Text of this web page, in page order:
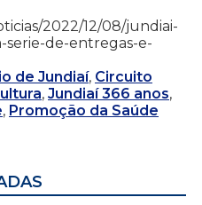
2022/12/08/jundiai-
serie-de-entregas-e-
de Jundiaí, Circuito
, Jundiaí 366 anos,
, Promoção da Saúde